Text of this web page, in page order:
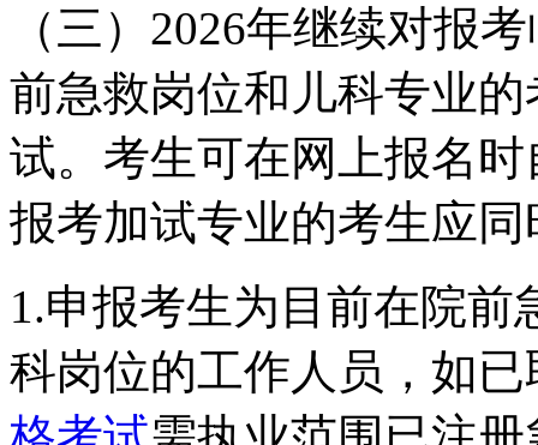
（三）2026年继续对报
前急救岗位和儿科专业
试。考生可在网上报名
报考加试专业的考生应
1.申报考生为目前在院前
科岗位的工作人员，如